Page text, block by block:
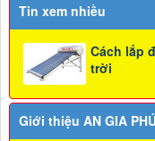
Tin xem nhiều
Cách lắp
trời
Giới thiệu AN GIA